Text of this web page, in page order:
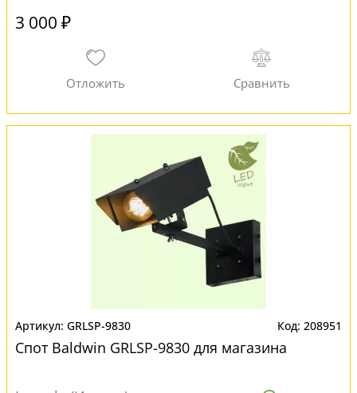
3 000 ₽
GRLSP-9830 208951
Спот Baldwin GRLSP-9830 для магазина